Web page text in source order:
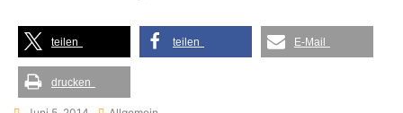
teilen teilen E-Mail
drucken